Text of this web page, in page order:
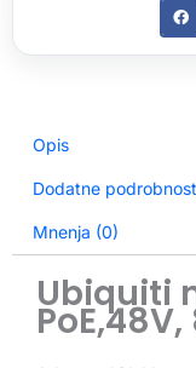
Opis
Dodatne
Mnenja (0)
Ubiquiti